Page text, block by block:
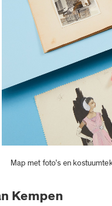
Map met foto’s en
Kempen